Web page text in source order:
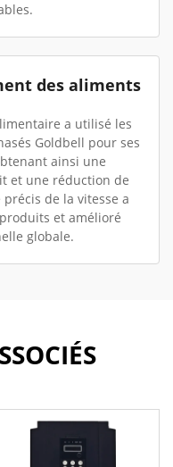
des aliments
a utilisé les
Goldbell pour ses
ainsi une
et une réduction de
de la vitesse a
et amélioré
globale.